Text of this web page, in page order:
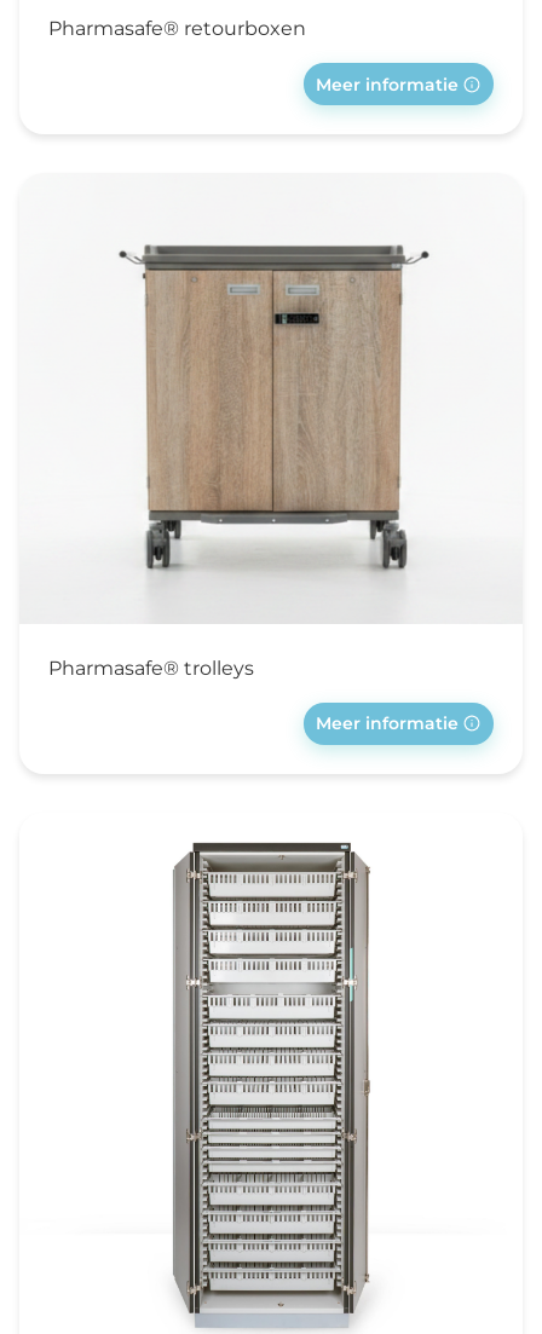
Pharmasafe® retourboxen
Meer informatie
Pharmasafe® trolleys
Meer informatie